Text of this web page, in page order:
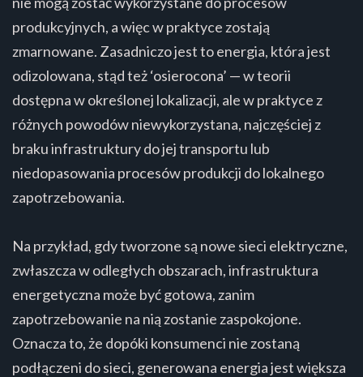
produkcyjnych, a więc w praktyce zostają
zmarnowane. Zasadniczo jest to energia, która jest
odizolowana, stąd też ‘osierocona’ — w teorii
dostępna w określonej lokalizacji, ale w praktyce z
różnych powodów niewykorzystana, najczęściej z
braku infrastruktury do jej transportu lub
niedopasowania procesów produkcji do lokalnego
zapotrzebowania.
Na przykład, gdy tworzone są nowe sieci elektryczne,
zwłaszcza w odległych obszarach, infrastruktura
energetyczna może być gotowa, zanim
zapotrzebowanie na nią zostanie zaspokojone.
Oznacza to, że dopóki konsumenci nie zostaną
podłączeni do sieci, generowana energia jest większa